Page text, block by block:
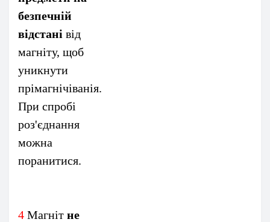
безпечній
відстані від
магніту, щоб
уникнути
прімагнічіванія.
При спробі
роз'єднання
можна
поранитися.
4 Магніт не